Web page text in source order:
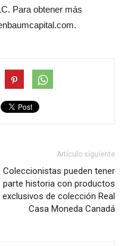
Para obtener más
Artículo siguiente
Coleccionistas pueden tener
parte historia con productos
exclusivos de colección Real
Casa Moneda Canadá